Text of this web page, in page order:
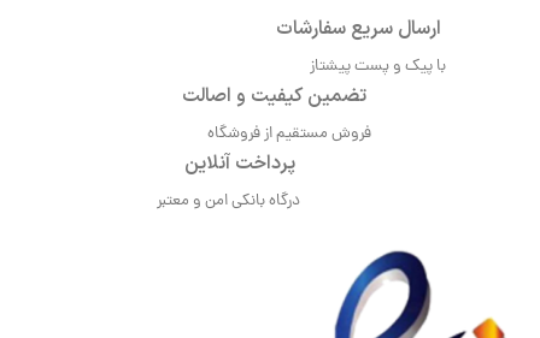
ارسال سریع سفارشات
با پیک و پست پیشتاز
تضمین کیفیت و اصالت
فروش مستقیم از فروشگاه
پرداخت آنلاین
درگاه بانکی امن و معتبر